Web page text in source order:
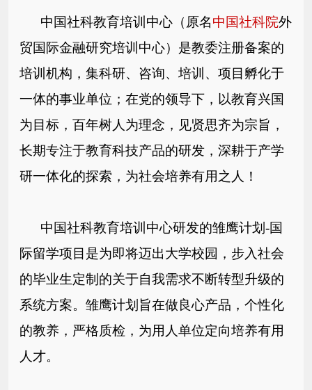
中国社科教育培训中心（原名中国社科院外
贸国际金融研究培训 中心）是教委注册备案的
培训机构，集科研、咨询、培训、项目孵化于
一体的事业单位；在党的领导下，以教育兴国
为目标，百年树人为理念，见贤思齐为宗旨，
长期专注于教育科技产品的研发，深耕于产学
研一体化的探索，为社会培养有用之人！
中国社科教育培训中心研发的雏鹰计划-国
际留学项目是为即将迈出大学校园，步入社会
的毕业生定制的关于自我需求不断转型升级的
系统方案。 雏鹰计划旨在做良心产品，个性化
的教养，严格质检，为用人单位定向培养有用
人才。